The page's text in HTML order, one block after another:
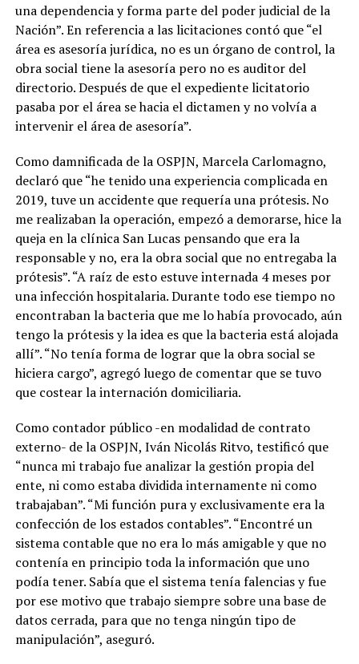
una dependencia y forma parte del poder judicial de la
Nación”. En referencia a las licitaciones contó que “el
área es asesoría jurídica, no es un órgano de control, la
obra social tiene la asesoría pero no es auditor del
directorio. Después de que el expediente licitatorio
pasaba por el área se hacia el dictamen y no volvía a
intervenir el área de asesoría”.
Como damnificada de la OSPJN, Marcela Carlomagno,
declaró que “he tenido una experiencia complicada en
2019, tuve un accidente que requería una prótesis. No
me realizaban la operación, empezó a demorarse, hice la
queja en la clínica San Lucas pensando que era la
responsable y no, era la obra social que no entregaba la
prótesis”. “A raíz de esto estuve internada 4 meses por
una infección hospitalaria. Durante todo ese tiempo no
encontraban la bacteria que me lo había provocado, aún
tengo la prótesis y la idea es que la bacteria está alojada
allí”. “No tenía forma de lograr que la obra social se
hiciera cargo”, agregó luego de comentar que se tuvo
que costear la internación domiciliaria.
Como contador público -en modalidad de contrato
externo- de la OSPJN, Iván Nicolás Ritvo, testificó que
“nunca mi trabajo fue analizar la gestión propia del
ente, ni como estaba dividida internamente ni como
trabajaban”. “Mi función pura y exclusivamente era la
confección de los estados contables”. “Encontré un
sistema contable que no era lo más amigable y que no
contenía en principio toda la información que uno
podía tener. Sabía que el sistema tenía falencias y fue
por ese motivo que trabajo siempre sobre una base de
datos cerrada, para que no tenga ningún tipo de
manipulación”, aseguró.